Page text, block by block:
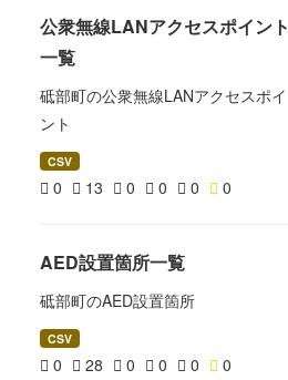
公衆無線LANアクセスポイント
一覧
砥部町の公衆無線LANアクセスポイ
ント
CSV
0 13 0 0 0 0
AED設置箇所一覧
砥部町のAED設置箇所
CSV
0 28 0 0 0 0